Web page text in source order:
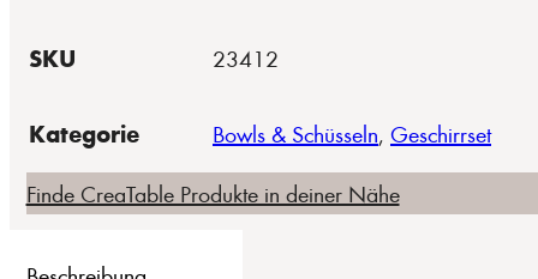
SKU 23412
Kategorie Bowls & Schüsseln, Geschirrset
Finde CreaTable Produkte in deiner Nähe